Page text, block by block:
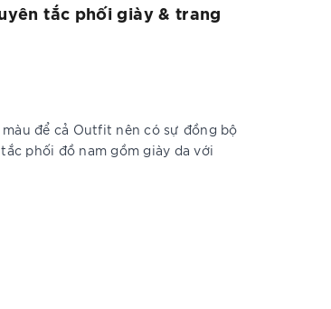
tắc phối giày & trang
để cả Outfit nên có sự đồng bộ
phối đồ nam gồm giày da với